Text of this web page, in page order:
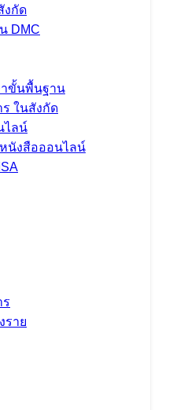
งกัด
DMC
ขั้นพื้นฐาน
ในสังกัด
ไลน์
นังสือออนไลน์
ร
ราย
มพรรษา ๖ รอบ
าคม 2024
ธ์ สพม.เชียงราย